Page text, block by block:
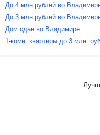
До 4 млн рублей во
До 3 млн рублей во
Дом сдан во Владимире
1-комн. квартиры до 3 млн.